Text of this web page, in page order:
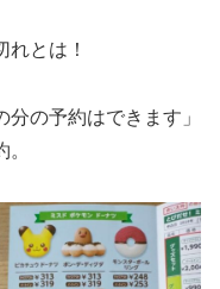
とは！
の予約はできます」